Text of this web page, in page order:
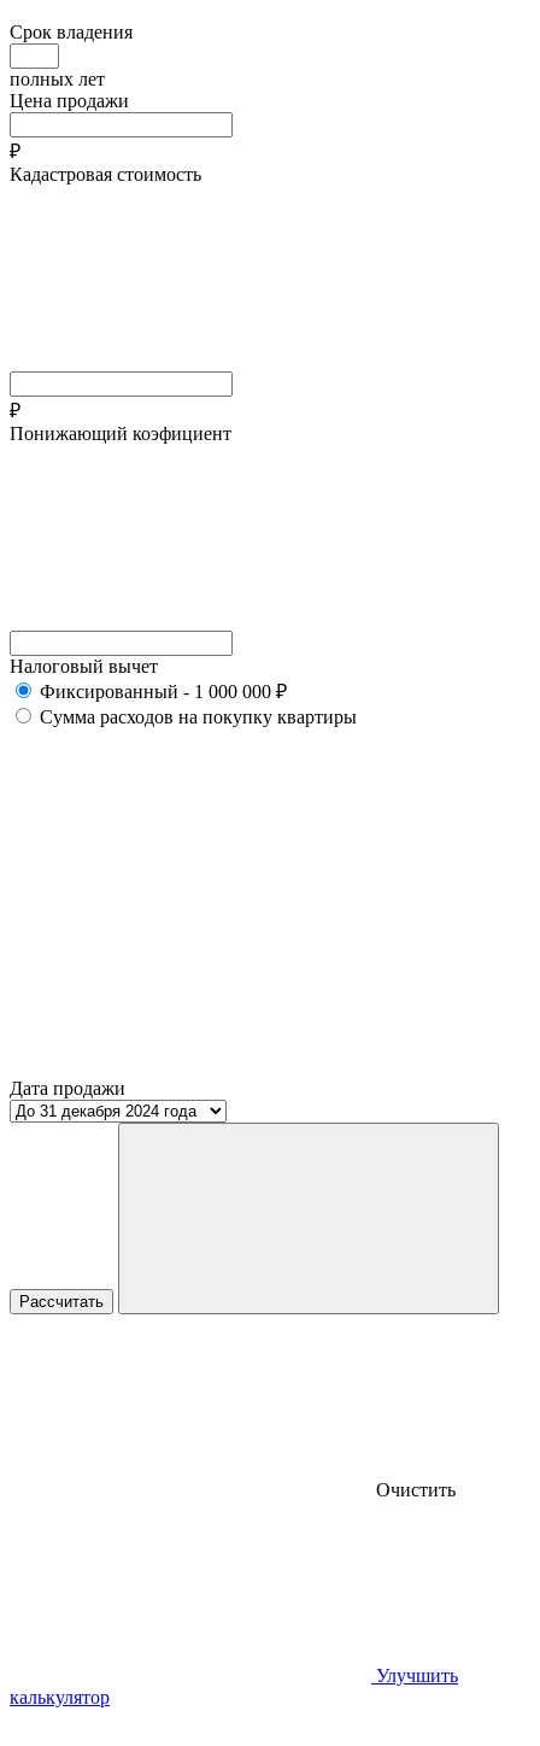
Срок владения
полных лет
Цена продажи
₽
Кадастровая стоимость
₽
Понижающий коэфициент
Налоговый вычет
Фиксированный - 1 000 000 ₽
Сумма расходов на покупку квартиры
Дата продажи
Очистить
Улучшить
калькулятор